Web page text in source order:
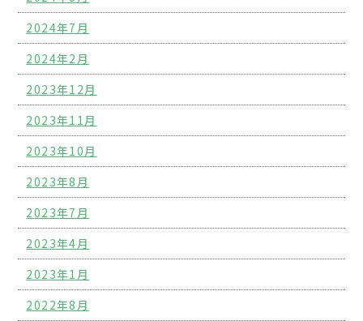
2024年7月
2024年2月
2023年12月
2023年11月
2023年10月
2023年8月
2023年7月
2023年4月
2023年1月
2022年8月